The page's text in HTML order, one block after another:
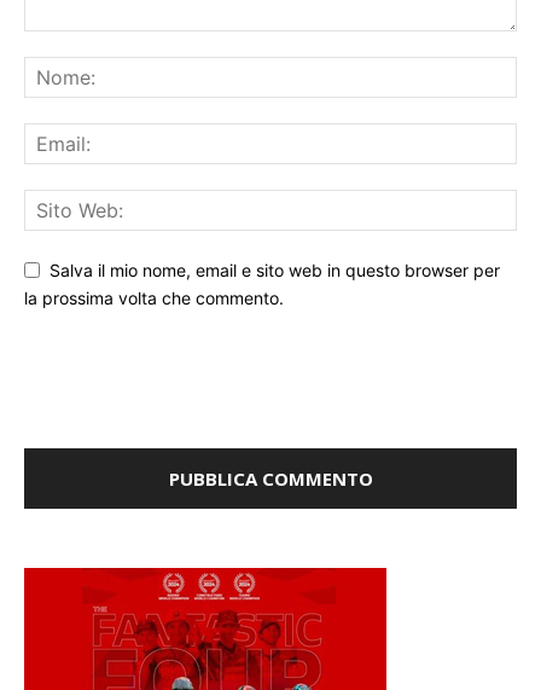
Salva il mio nome, email e sito web in questo browser per
la prossima volta che commento.